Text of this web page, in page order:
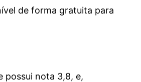
de forma gratuita para
possui nota 3,8, e,